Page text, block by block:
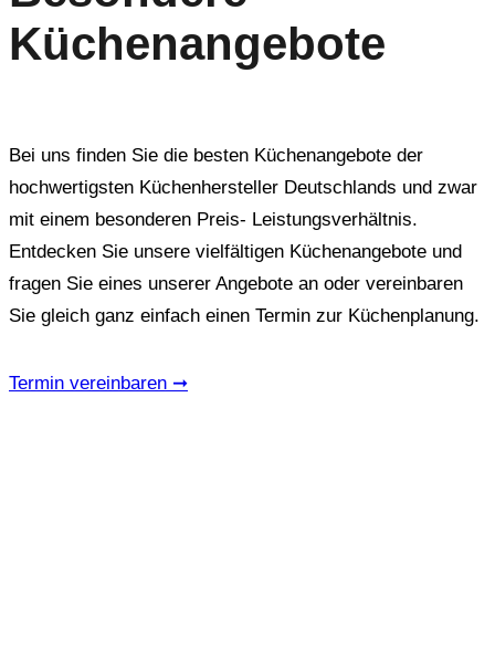
Küchenangebote
Bei uns finden Sie die besten Küchenangebote der
hochwertigsten Küchenhersteller Deutschlands und zwar
mit einem besonderen Preis- Leistungsverhältnis.
Entdecken Sie unsere vielfältigen Küchenangebote und
fragen Sie eines unserer Angebote an oder vereinbaren
Sie gleich ganz einfach einen Termin zur Küchenplanung.
Termin vereinbaren ➞